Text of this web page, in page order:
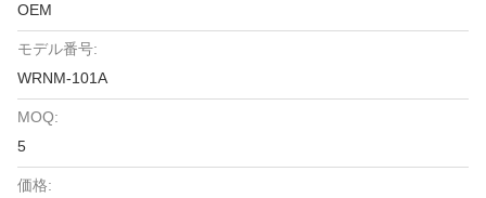
OEM
モデル番号:
WRNM-101A
MOQ:
5
価格: